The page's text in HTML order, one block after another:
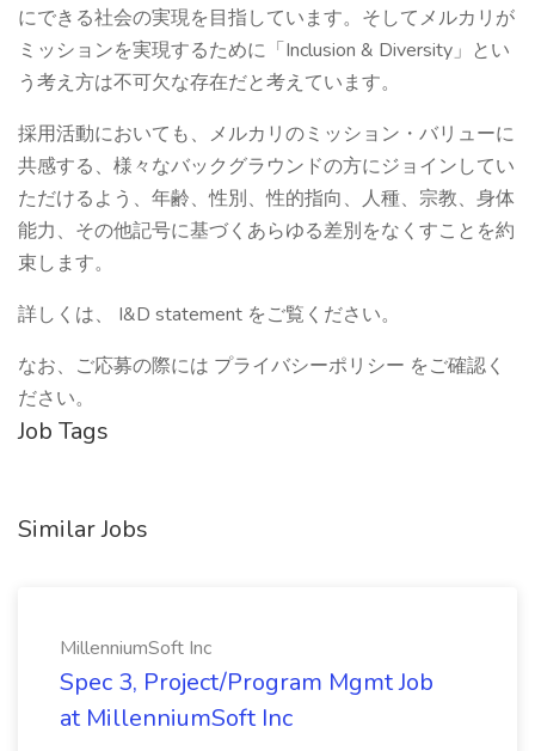
にできる社会の実現を目指しています。そしてメルカリが
ミッションを実現するために「Inclusion & Diversity」とい
う考え方は不可欠な存在だと考えています。
採用活動においても、メルカリのミッション・バリューに
共感する、様々なバックグラウンドの方にジョインしてい
ただけるよう、年齢、性別、性的指向、人種、宗教、身体
能力、その他記号に基づくあらゆる差別をなくすことを約
束します。
詳しくは、 I&D statement をご覧ください。
なお、ご応募の際には プライバシーポリシー をご確認く
ださい。
Job Tags
Similar Jobs
MillenniumSoft Inc
Spec 3, Project/Program Mgmt Job
at MillenniumSoft Inc